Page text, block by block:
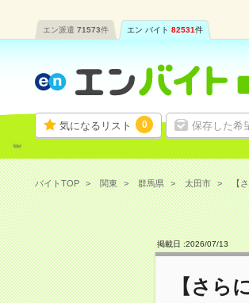
エン派遣 71573件 エン バイト 82531件
気になるリスト 0 保存した希
バイトTOP 関東 群馬県 太田市 【
掲載日 :2026/07/13
【さら